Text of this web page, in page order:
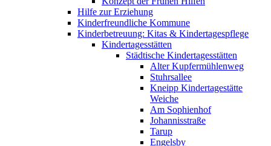
Hilfe zur Erziehung
Kinderfreundliche Kommune
Kinderbetreuung: Kitas & Kindertagespflege
Kindertagesstätten
Städtische Kindertagesstätten
Alter Kupfermühlenweg
Stuhrsallee
Kneipp Kindertagestätte
Weiche
Am Sophienhof
Johannisstraße
Tarup
Engelsby